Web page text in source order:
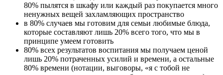
80% пылятся в шкафу или каждый раз покупается много
ненужных вещей захламляющих пространство
в 80% случаев мы готовим для семьи любимые блюда,
которые составляют лишь 20% всего того, что мы в
принципе умеем готовить
80% всех результатов воспитания мы получаем ценой
лишь 20% потраченных усилий и времени, а остальные
80% времени (нотации, выговоры, «я с тобой не